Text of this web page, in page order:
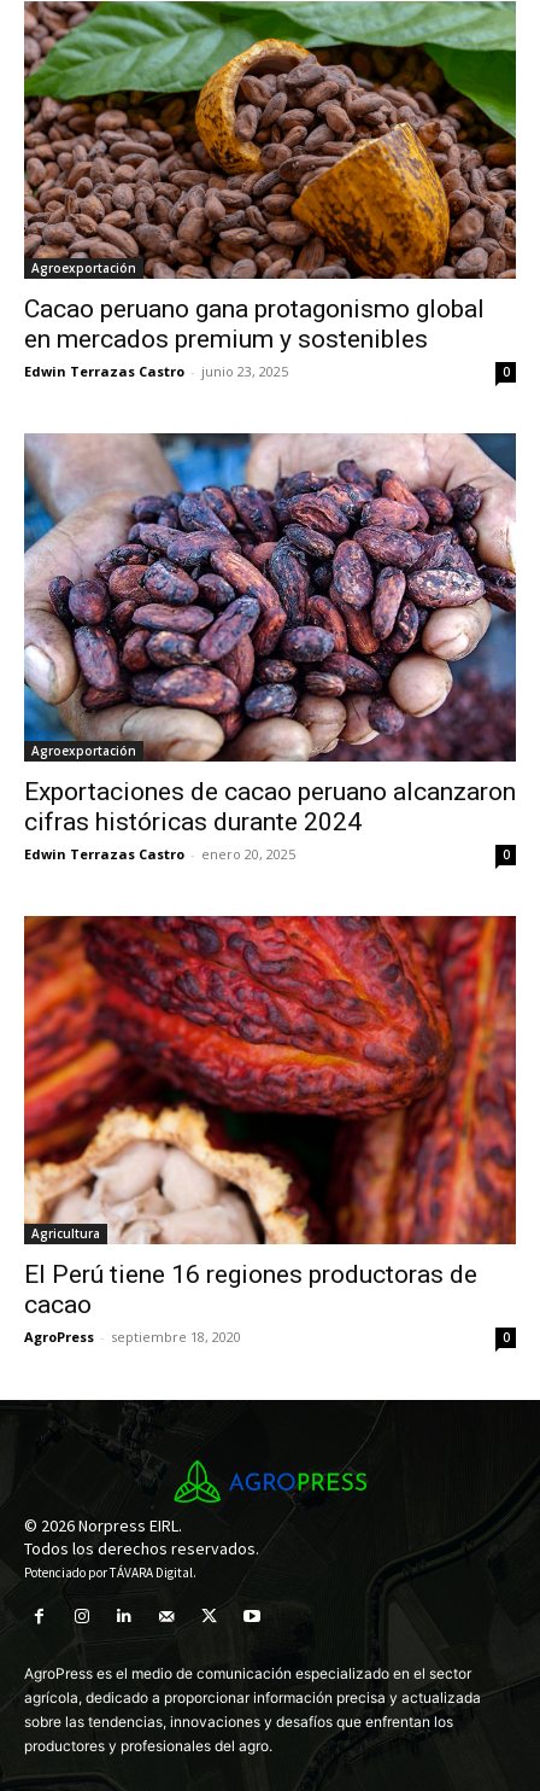
Agroexportación
Cacao peruano gana protagonismo global
en mercados premium y sostenibles
Edwin Terrazas Castro - junio 23, 2025 0
Agroexportación
Exportaciones de cacao peruano alcanzaron
cifras históricas durante 2024
Edwin Terrazas Castro - enero 20, 2025 0
Agricultura
El Perú tiene 16 regiones productoras de
cacao
AgroPress - septiembre 18, 2020 0
© 2026 Norpress EIRL.
Todos los derechos reservados.
Potenciado porTÁVARA Digital.
AgroPress es el medio de comunicación especializado en el sector
agrícola, dedicado a proporcionar información precisa y actualizada
sobre las tendencias, innovaciones y desafíos que enfrentan los
productores y profesionales del agro.